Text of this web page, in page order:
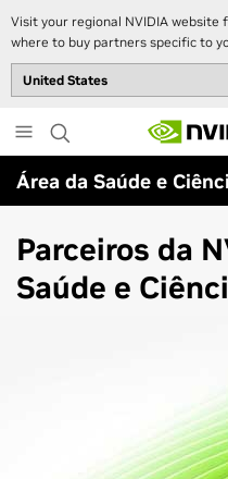
Visit your regional NVIDIA website
where to buy partners specific to
to
main
content
Área da Saúde e
Parceiros da
Saúde e